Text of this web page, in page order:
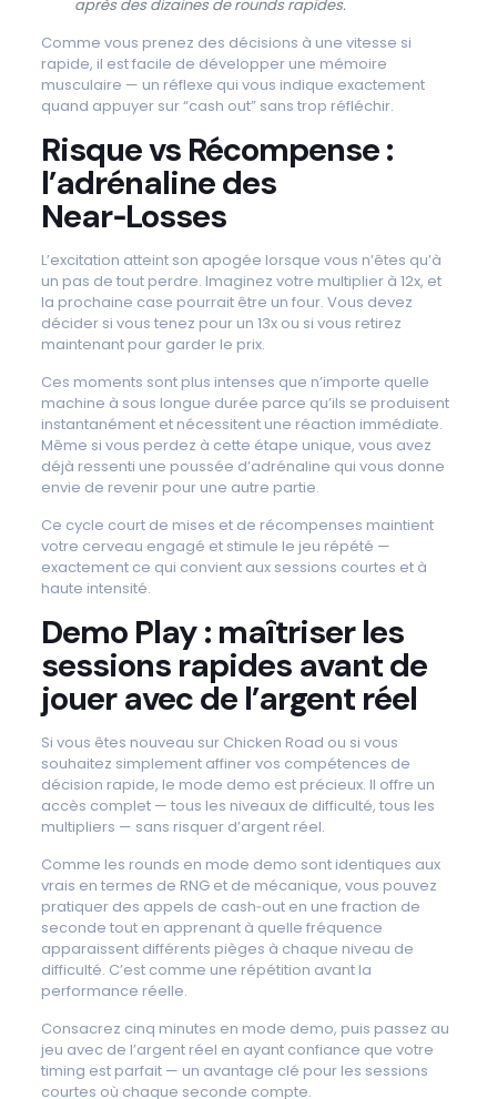
après des dizaines de rounds rapides.
Comme vous prenez des décisions à une vitesse si
rapide, il est facile de développer une mémoire
musculaire — un réflexe qui vous indique exactement
quand appuyer sur “cash out” sans trop réfléchir.
Risque vs Récompense :
l’adrénaline des
Near‑Losses
L’excitation atteint son apogée lorsque vous n’êtes qu’à
un pas de tout perdre. Imaginez votre multiplier à 12x, et
la prochaine case pourrait être un four. Vous devez
décider si vous tenez pour un 13x ou si vous retirez
maintenant pour garder le prix.
Ces moments sont plus intenses que n’importe quelle
machine à sous longue durée parce qu’ils se produisent
instantanément et nécessitent une réaction immédiate.
Même si vous perdez à cette étape unique, vous avez
déjà ressenti une poussée d’adrénaline qui vous donne
envie de revenir pour une autre partie.
Ce cycle court de mises et de récompenses maintient
votre cerveau engagé et stimule le jeu répété —
exactement ce qui convient aux sessions courtes et à
haute intensité.
Demo Play : maîtriser les
sessions rapides avant de
jouer avec de l’argent réel
Si vous êtes nouveau sur Chicken Road ou si vous
souhaitez simplement affiner vos compétences de
décision rapide, le mode demo est précieux. Il offre un
accès complet — tous les niveaux de difficulté, tous les
multipliers — sans risquer d’argent réel.
Comme les rounds en mode demo sont identiques aux
vrais en termes de RNG et de mécanique, vous pouvez
pratiquer des appels de cash‑out en une fraction de
seconde tout en apprenant à quelle fréquence
apparaissent différents pièges à chaque niveau de
difficulté. C’est comme une répétition avant la
performance réelle.
Consacrez cinq minutes en mode demo, puis passez au
jeu avec de l’argent réel en ayant confiance que votre
timing est parfait — un avantage clé pour les sessions
courtes où chaque seconde compte.